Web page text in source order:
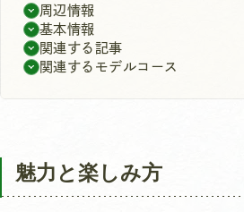
周辺情報
基本情報
関連する記事
関連するモデルコース
魅力と楽しみ方